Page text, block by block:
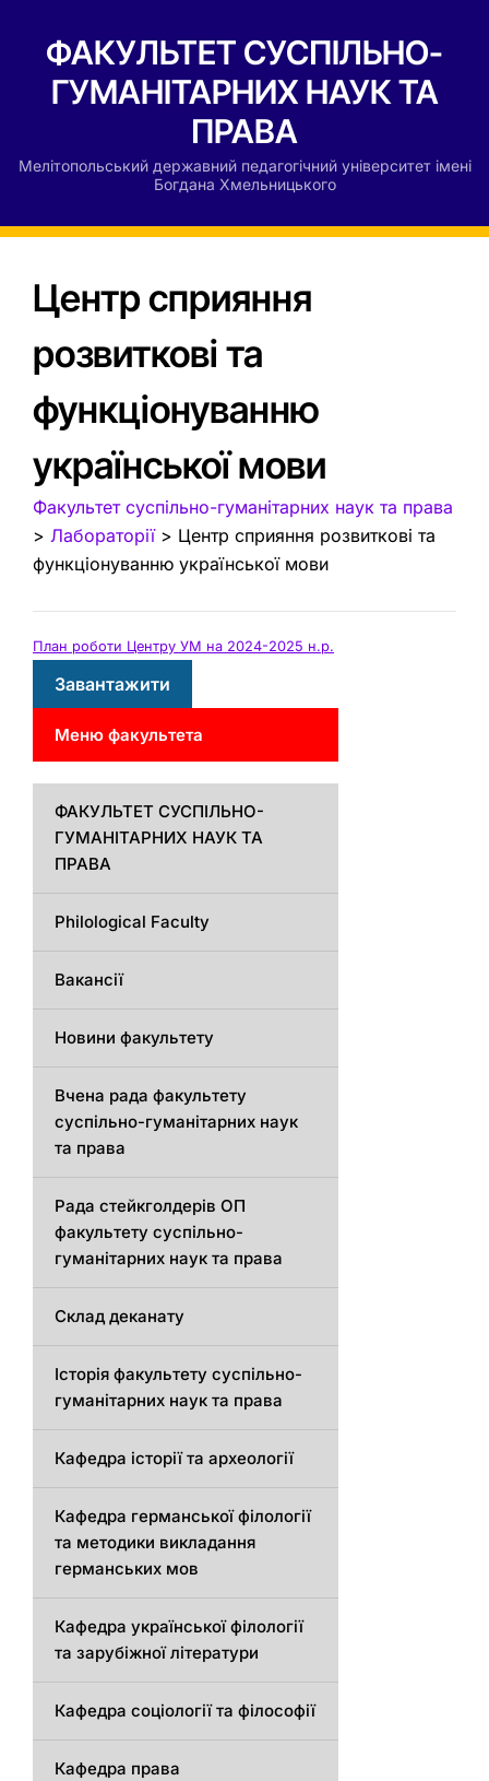
ФАКУЛЬТЕТ СУСПІЛЬНО-
ГУМАНІТАРНИХ НАУК ТА
ПРАВА
Мелітопольський державний педагогічний університет імені
Богдана Хмельницького
Центр сприяння
розвиткові та
функціонуванню
української мови
Факультет суспільно-гуманітарних наук та права
> Лабораторії> Центр сприяння розвиткові та
функціонуванню української мови
План роботи Центру УМ на 2024-2025 н.р.
Завантажити
Меню факультета
ФАКУЛЬТЕТ СУСПІЛЬНО-
ГУМАНІТАРНИХ НАУК ТА
ПРАВА
Philological Faculty
Вакансії
Новини факультету
Вчена рада факультету
суспільно-гуманітарних наук
та права
Рада стейкголдерів ОП
факультету суспільно-
гуманітарних наук та права
Склад деканату
Історія факультету суспільно-
гуманітарних наук та права
Кафедра історії та археології
Кафедрa германської філології
та методики викладання
германських мов
Кафедра української філології
та зарубіжної літератури
Кафедра соціології та філософії
Кафедра права